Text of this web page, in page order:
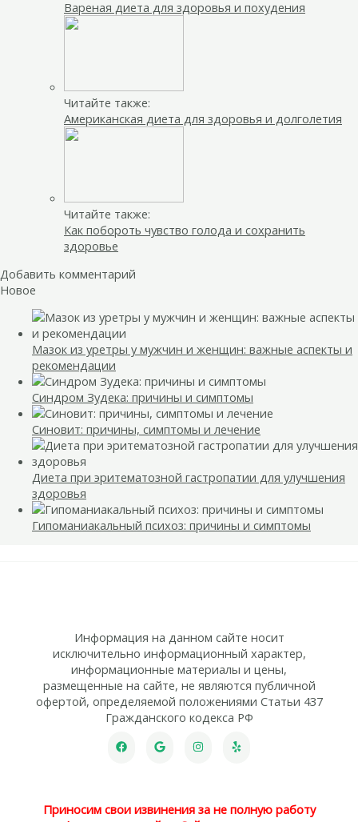
Вареная диета для здоровья и похудения
Читайте также:
Американская диета для здоровья и долголетия
Читайте также:
Как побороть чувство голода и сохранить
здоровье
Добавить комментарий
Новое
Мазок из уретры у мужчин и женщин: важные аспекты и
рекомендации
Синдром Зудека: причины и симптомы
Синовит: причины, симптомы и лечение
Диета при эритематозной гастропатии для улучшения
здоровья
Гипоманиакальный психоз: причины и симптомы
Информация на данном сайте носит
исключительно информационный характер,
информационные материалы и цены,
размещенные на сайте, не являются публичной
офертой, определяемой положениями Статьи 437
Гражданского кодекса РФ
Приносим свои извинения за не полную работу